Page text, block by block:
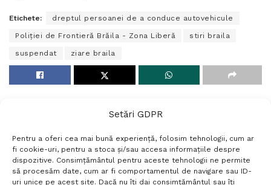
Setări GDPR
Pentru a oferi cea mai bună experiență, folosim tehnologii, cum ar
fi cookie-uri, pentru a stoca și/sau accesa informațiile despre
dispozitive. Consimțământul pentru aceste tehnologii ne permite
să procesăm date, cum ar fi comportamentul de navigare sau ID-
uri unice pe acest site. Dacă nu îți dai consimțământul sau îți
Etichete: dreptul persoanei de a conduce autovehicule
Poliției de Frontieră Brăila - Zona Liberă stiri braila
suspendat ziare braila